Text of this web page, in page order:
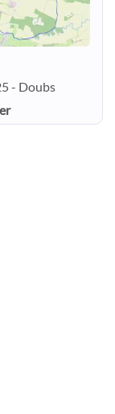
- Doubs